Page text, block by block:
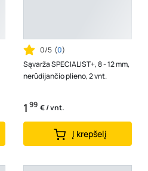
0/5 (0)
Sąvarža SPECIALIST+, 8 - 12 mm,
nerūdijančio plieno, 2 vnt.
1 99 € / vnt.
Į krepšelį